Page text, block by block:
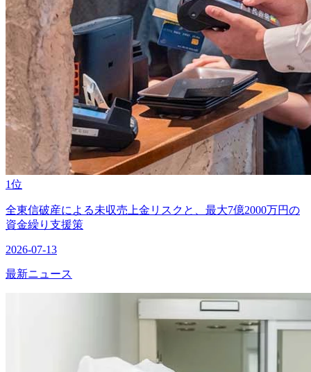
1位
全東信破産による未収売上金リスクと、最大7億2000万円の
資金繰り支援策
2026-07-13
最新ニュース